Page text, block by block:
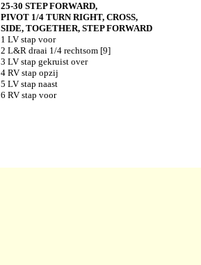
25-30 STEP FORWARD,
PIVOT 1/4 TURN RIGHT, CROSS,
SIDE, TOGETHER, STEP FORWARD
1 LV stap voor
2 L&R draai 1/4 rechtsom [9]
3 LV stap gekruist over
4 RV stap opzij
5 LV stap naast
6 RV stap voor